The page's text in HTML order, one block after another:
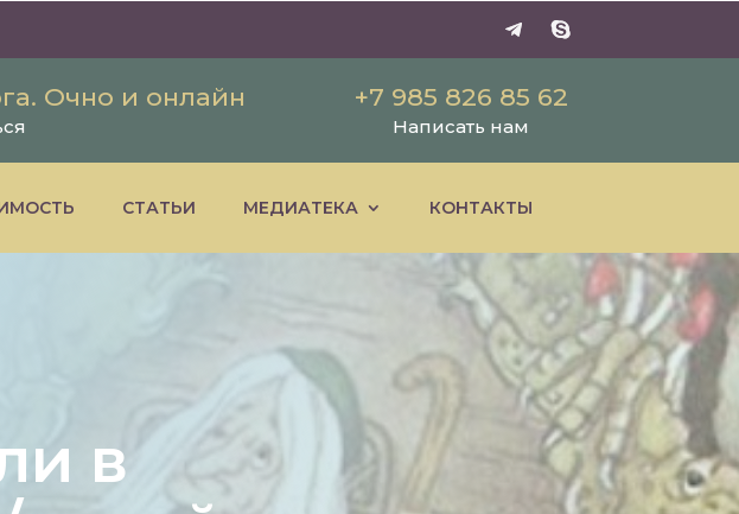
Очно и онлайн +7 985 826 85 62
Написать нам
СТАТЬИ МЕДИАТЕКА КОНТАКТЫ
в